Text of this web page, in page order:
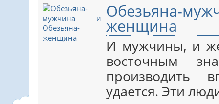
Обезьяна-
женщина
И мужчины, и
восточным
производить
удается. Эти